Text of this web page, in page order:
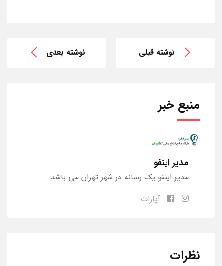
نوشته قبلی نوشته بعدی
منبع خبر
مدیر اینفو
مدیر اینفو یک رسانه در شهر تهران می باشد
آپارات
نظرات